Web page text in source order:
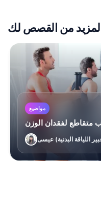
المزيد من القصص لك
مواضيع
متقاطع لفقدان الوزن
اللياقة البدنية) عيسى